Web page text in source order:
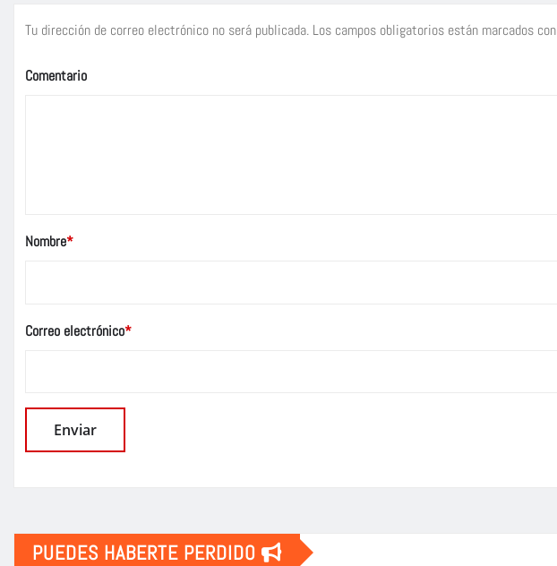
Tu dirección de correo electrónico no será publicada. Los campos obligatorios están marcados con
Comentario
Nombre*
Correo electrónico*
PUEDES HABERTE PERDIDO